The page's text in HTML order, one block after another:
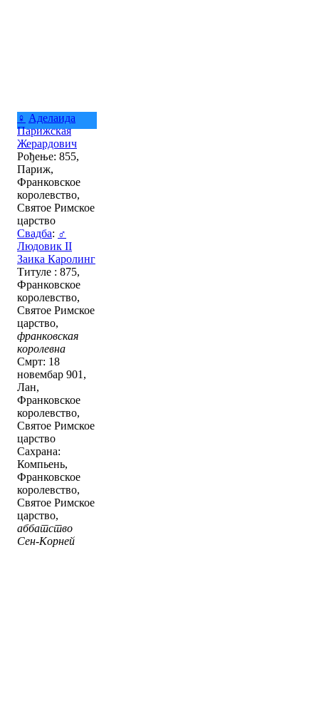
♀ Аделаида
Парижская
Жерардович
Рођење: 855,
Париж,
Франковское
королевство,
Святое Римское
царство
Свадба: ♂
Людовик II
Заика Каролинг
Титуле : 875,
Франковское
королевство,
Святое Римское
царство,
франковская
королевна
Смрт: 18
новембар 901,
Лан,
Франковское
королевство,
Святое Римское
царство
Сахрана:
Компьень,
Франковское
королевство,
Святое Римское
царство,
аббатство
Сен-Корней